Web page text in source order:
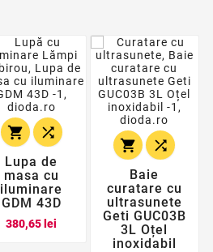
 
Lupa de
masa cu
iluminare
GDM 43D
380,65 lei
 
Baie
curatare cu
ultrasunete
Geti GUC03B
3L Oțel
inoxidabil